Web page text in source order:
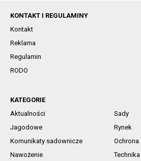
KONTAKT I REGULAMINY
Kontakt
Reklama
Regulamin
RODO
KATEGORIE
Aktualności
Sady
Jagodowe
Rynek
Komunikaty sadownicze
Ochrona
Nawożenie
Technika